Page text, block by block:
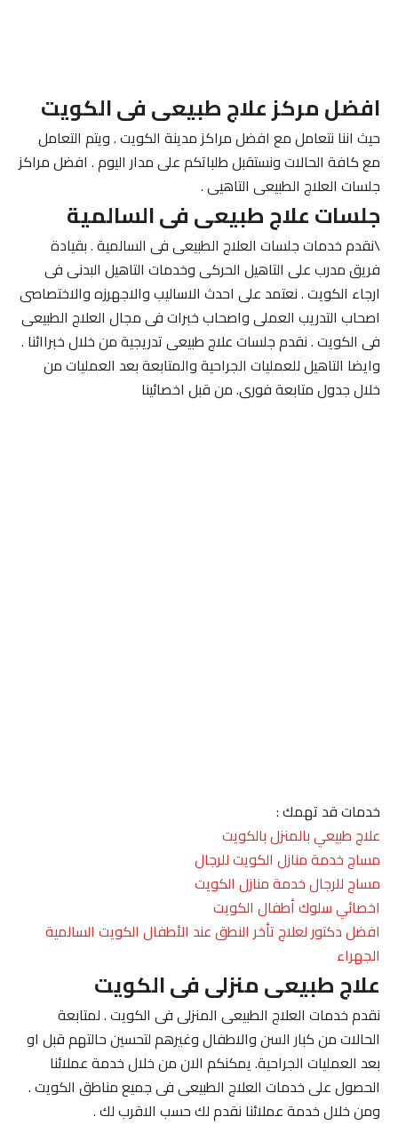
افضل مركز علاج طبيعى فى الكويت
حيث اننا نتعامل مع افضل مراكز مدينة الكويت . ويتم التعامل
مع كافة الحالات ونستقبل طلباتكم على مدار اليوم . افضل مراكز
جلسات العلاج الطبيعى التاهيى .
جلسات علاج طبيعى فى السالمية
\نقدم خدمات جلسات العلاج الطبيعى فى السالمية . بقيادة
فريق مدرب على التاهيل الحركى وخدمات التاهيل البدنى فى
ارجاء الكويت . نعتمد على احدث الاساليب والاجهرزه والاختصاصى
اصحاب التدريب العملى واصحاب خبرات فى مجال العلاج الطبيعى
فى الكويت . نقدم جلسات علاج طبيعى تدريجية من خلال خبراائنا .
وايضا التاهيل للعمليات الجراحية والمتابعة بعد العمليات من
خلال جدول متابعة فورى. من قبل اخصائينا
خدمات قد تهمك :
علاج طبيعي بالمنزل بالكويت
مساج خدمة منازل الكويت للرجال
مساج للرجال خدمة منازل الكويت
اخصائي سلوك أطفال الكويت
افضل دكتور لعلاج تأخر النطق عند الأطفال الكويت السالمية
الجهراء
علاج طبيعى منزلى فى الكويت
نقدم خدمات العلاج الطبيعى المنزلى فى الكويت . لمتابعة
الحالات من كبار السن والاطفال وغيرهم لتحسين حالتهم قبل او
بعد العمليات الجراحية. يمكنكم الان من خلال خدمة عملائنا
الحصول على خدمات العلاج الطبيعى فى جميع مناطق الكويت .
ومن خلال خدمة عملائنا نقدم لك حسب الاقرب لك .